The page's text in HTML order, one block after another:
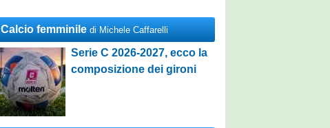
Calcio femminile di Michele Caffarelli
Serie C 2026-2027, ecco la
composizione dei gironi